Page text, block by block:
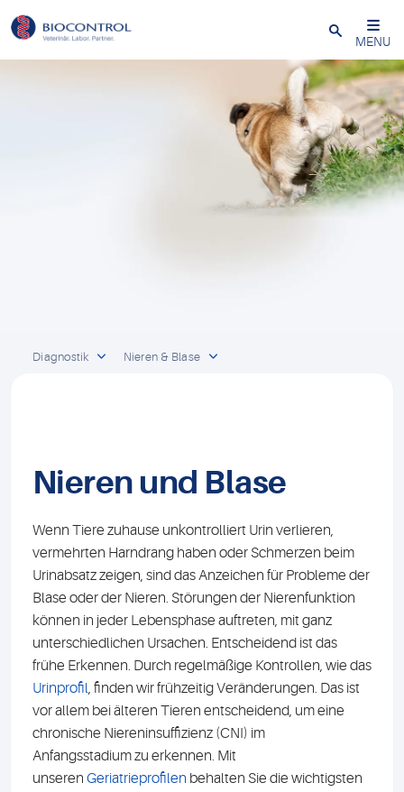
Close
MENU
Diagnostik Nieren & Blase
Nieren und Blase
Wenn Tiere zuhause unkontrolliert Urin verlieren,
vermehrten Harndrang haben oder Schmerzen beim
Urinabsatz zeigen, sind das Anzeichen für Probleme der
Blase oder der Nieren. Störungen der Nierenfunktion
können in jeder Lebensphase auftreten, mit ganz
unterschiedlichen Ursachen. Entscheidend ist das
frühe Erkennen. Durch regelmäßige Kontrollen, wie das
Urinprofil, finden wir frühzeitig Veränderungen. Das ist
vor allem bei älteren Tieren entscheidend, um eine
chronische Niereninsuffizienz (CNI) im
Anfangsstadium zu erkennen. Mit
unseren Geriatrieprofilen behalten Sie die wichtigsten